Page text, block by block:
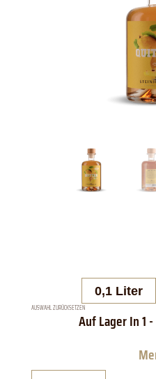
0,1 Liter
AUSWAHL ZURÜCKSETZEN